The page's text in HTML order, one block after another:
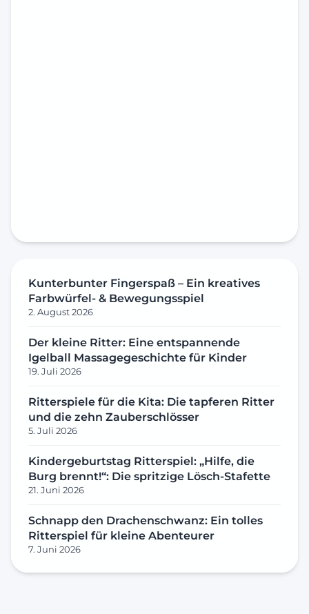
Kunterbunter Fingerspaß – Ein kreatives
Farbwürfel- & Bewegungsspiel
2. August 2026
Der kleine Ritter: Eine entspannende
Igelball Massagegeschichte für Kinder
19. Juli 2026
Ritterspiele für die Kita: Die tapferen Ritter
und die zehn Zauberschlösser
5. Juli 2026
Kindergeburtstag Ritterspiel: „Hilfe, die
Burg brennt!“: Die spritzige Lösch-Stafette
21. Juni 2026
Schnapp den Drachenschwanz: Ein tolles
Ritterspiel für kleine Abenteurer
7. Juni 2026